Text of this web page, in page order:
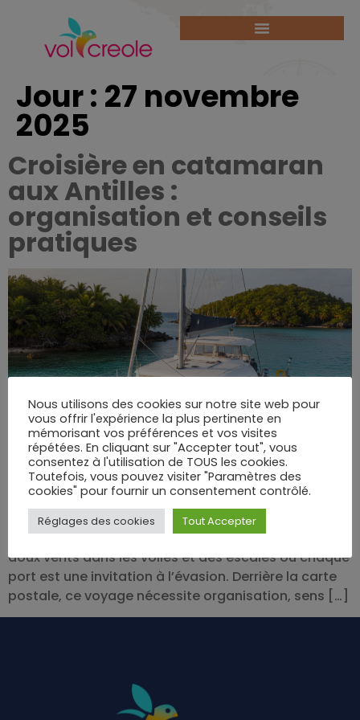
Jour : 27 novembre
2025
Croisière en catamaran
aux Antilles :
organisation et conseils
pratiques
Envie de larguer les amarres et d’explorer un
chapelet d’îles comme on feuillette un carnet
d’aquarelles ? La croisière en catamaran aux Antilles
promet des réveils face aux eaux émeraude, de
doux vents dans les voiles et des escales où chaque
port est une invitation à l’évasion. Derrière la carte
postale, ce voyage nécessite organisation, sens […]
Nous utilisons des cookies sur notre site web pour
vous offrir l'expérience la plus pertinente en
mémorisant vos préférences et vos visites
répétées. En cliquant sur "Accepter tout", vous
consentez à l'utilisation de TOUS les cookies.
Toutefois, vous pouvez visiter "Paramètres des
cookies" pour fournir un consentement contrôlé.
Réglages des cookies Tout Accepter